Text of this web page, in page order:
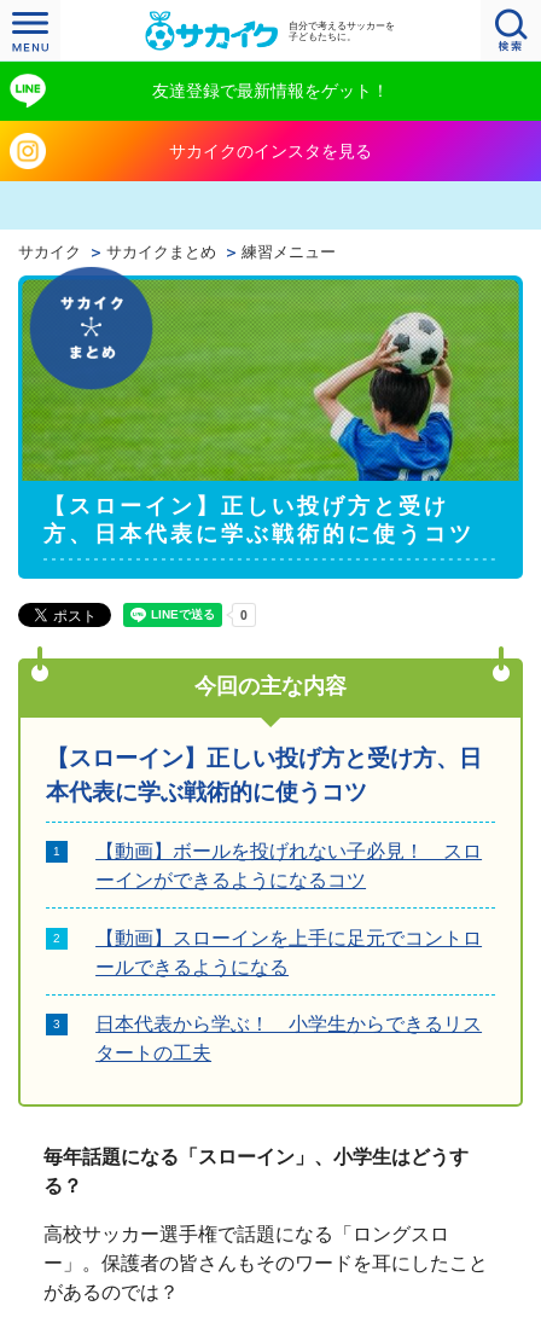
自分で考えるサッカーを
子どもたちに。
友達登録で最新情報をゲット！
サカイクのインスタを見る
サカイク サカイクまとめ 練習メニュー
【スローイン】正しい投げ方と受け
方、日本代表に学ぶ戦術的に使うコツ
今回の主な内容
【スローイン】正しい投げ方と受け方、日
本代表に学ぶ戦術的に使うコツ
【動画】ボールを投げれない子必見！ スロ
ーインができるようになるコツ
【動画】スローインを上手に足元でコントロ
ールできるようになる
日本代表から学ぶ！ 小学生からできるリス
タートの工夫
毎年話題になる「スローイン」、小学生はどうす
る？
高校サッカー選手権で話題になる「ロングスロ
ー」。保護者の皆さんもそのワードを耳にしたこと
があるのでは？